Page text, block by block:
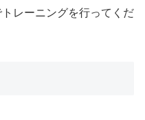
レーニングを行ってくだ